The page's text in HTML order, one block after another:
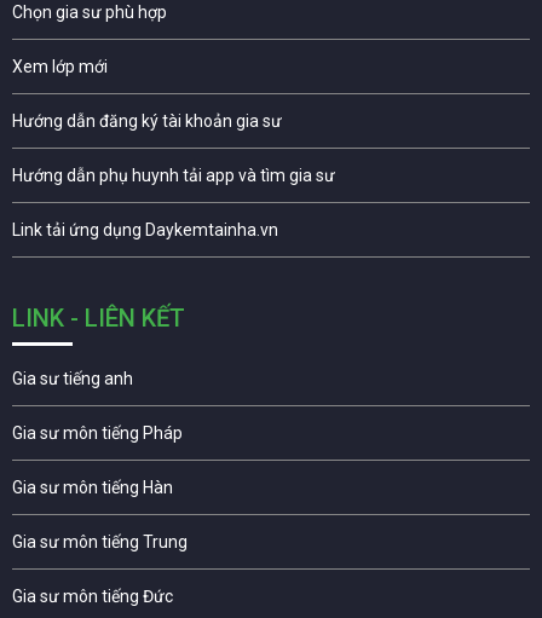
Chọn gia sư phù hợp
Xem lớp mới
Hướng dẫn đăng ký tài khoản gia sư
Hướng dẫn phụ huynh tải app và tìm gia sư
Link tải ứng dụng Daykemtainha.vn
LINK - LIÊN KẾT
Gia sư tiếng anh
Gia sư môn tiếng Pháp
Gia sư môn tiếng Hàn
Gia sư môn tiếng Trung
Gia sư môn tiếng Đức